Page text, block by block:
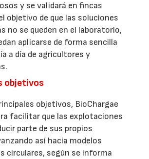
y se validará en fincas
objetivo de que las soluciones
no se queden en el laboratorio,
aplicarse de forma sencilla
a día de agricultores y
objetivos
objetivos, BioChargae
facilitar que las explotaciones
parte de sus propios
así hacia modelos
circulares, según se informa